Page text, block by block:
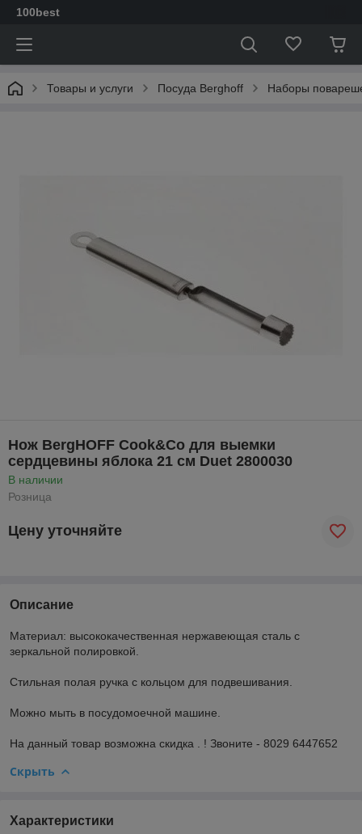
100best
Товары и услуги Посуда Berghoff Наборы
Нож BergHOFF Cook&Co для выемки
сердцевины яблока 21 см Duet 2800030
В наличии
Розница
Цену уточняйте
Описание
Материал: высококачественная нержавеющая сталь с
зеркальной полировкой.
Стильная полая ручка с кольцом для подвешивания.
Можно мыть в посудомоечной машине.
На данный товар возможна скидка . ! Звоните - 8029 6447652
Скрыть
Характеристики